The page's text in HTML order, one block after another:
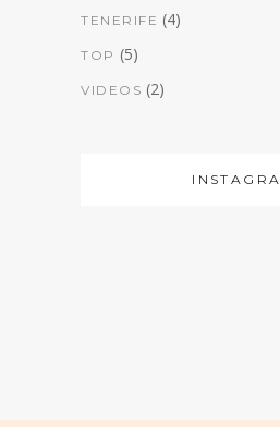
TENERIFE (4)
TOP (5)
VIDEOS (2)